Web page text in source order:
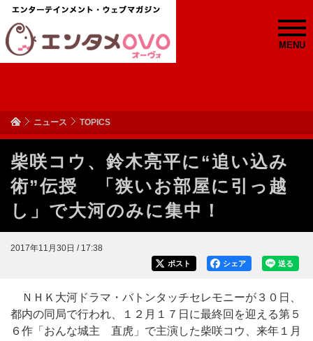
MENU
ニュース TOPICS
柴咲コウ、鈴木亮平に“追い込み
術”伝授 「狭いお部屋に引っ越
し」で大河のみに集中！
2017年11月30日 / 17:38
送る
シェア
ポスト
ＮＨＫ大河ドラマ・バトンタッチセレモニーが３０日、
都内の同局で行われ、１２月１７日に最終回を迎える第５
６作「おんな城主 直虎」で主演した柴咲コウ、来年１月